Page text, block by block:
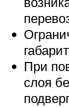
При
слоя